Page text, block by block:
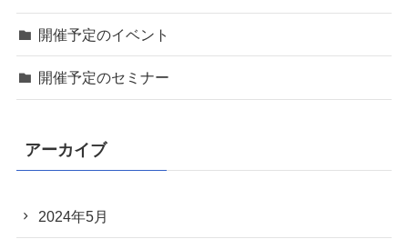
開催予定のイベント
開催予定のセミナー
アーカイブ
2024年5月